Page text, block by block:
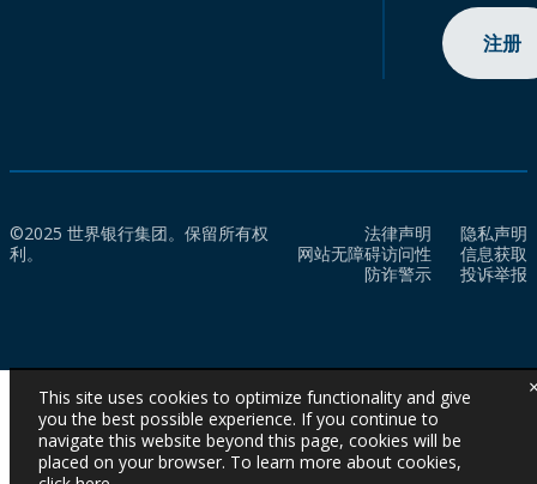
注册
©2025 世界银行集团。保留所有权
利。
法律声明
隐私声明
网站无障碍访问性
信息获取
防诈警示
投诉举报
This site uses cookies to optimize functionality and give
you the best possible experience. If you continue to
navigate this website beyond this page, cookies will be
placed on your browser. To learn more about cookies,